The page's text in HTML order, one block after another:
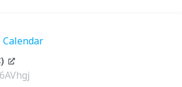
Calendar